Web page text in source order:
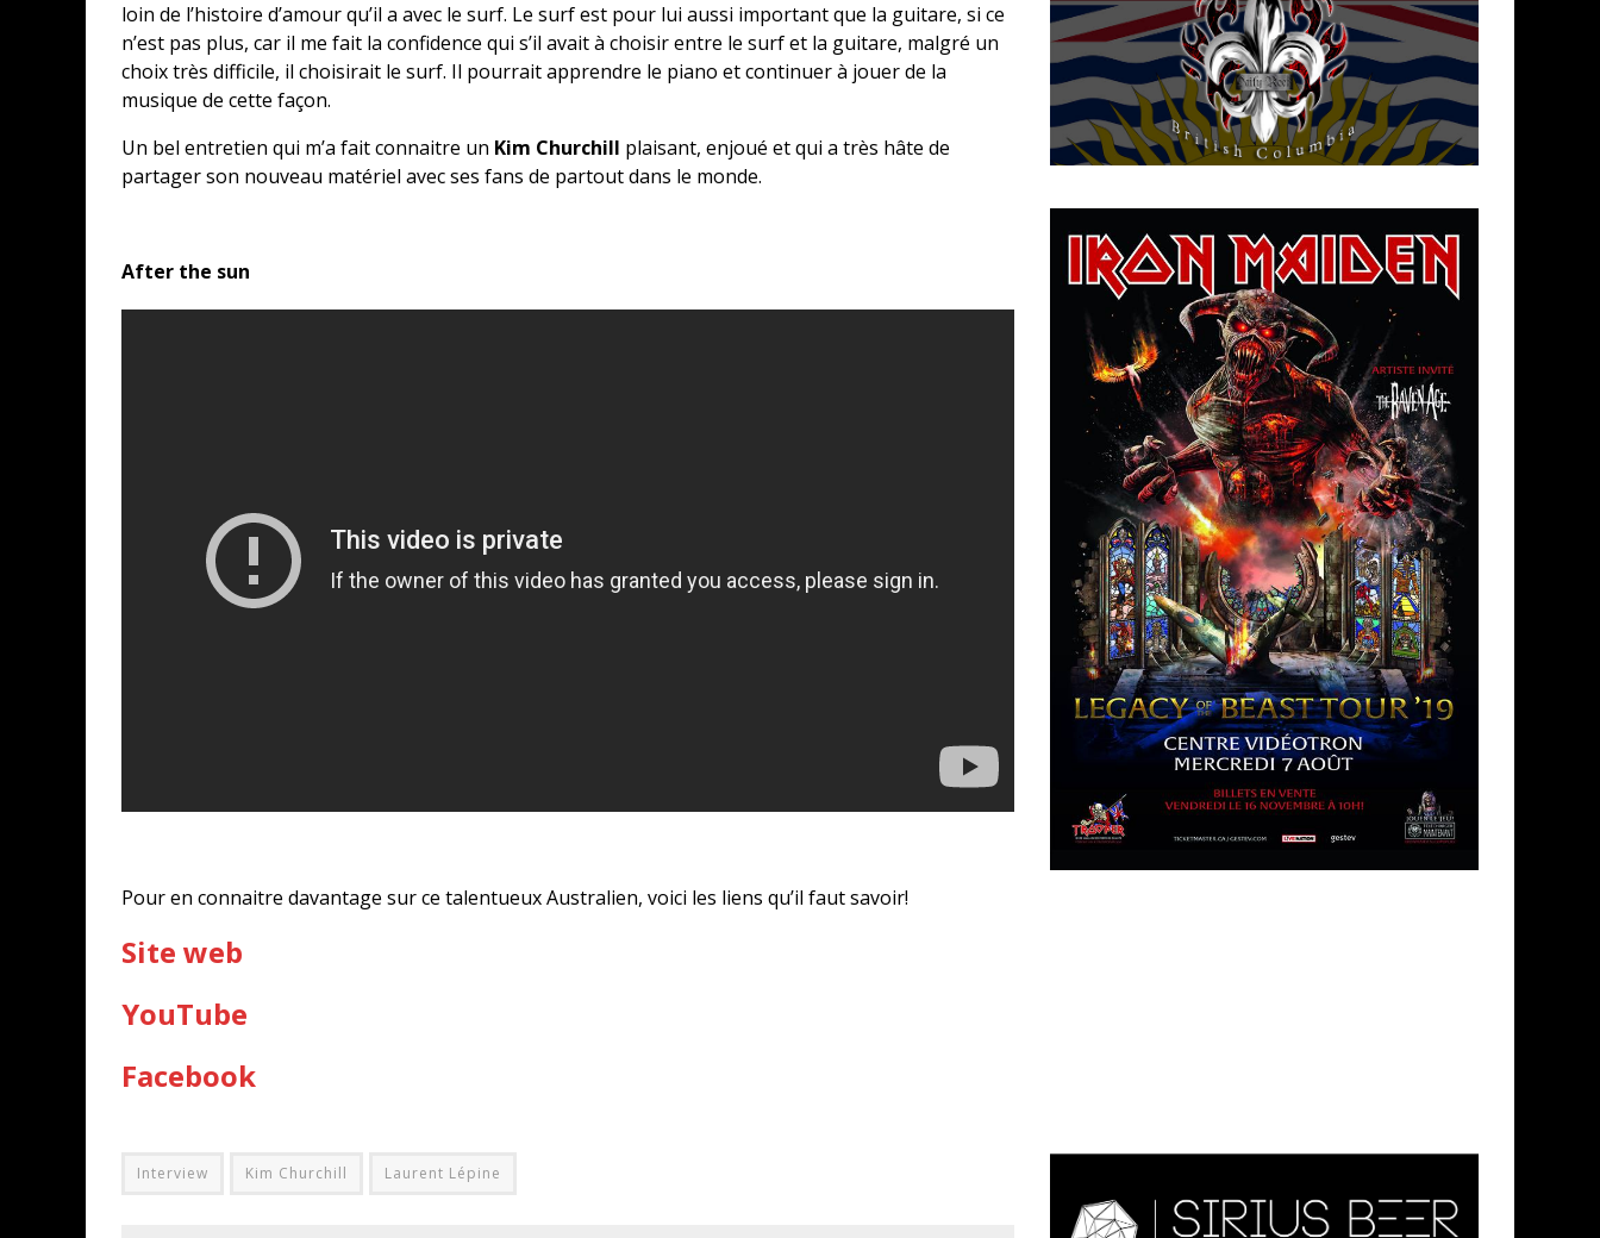
loin de l’histoire d’amour qu’il a avec le surf. Le surf est pour lui aussi important que la guitare, si ce
n’est pas plus, car il me fait la confidence qui s’il avait à choisir entre le surf et la guitare, malgré un
choix très difficile, il choisirait le surf. Il pourrait apprendre le piano et continuer à jouer de la
musique de cette façon.
Un bel entretien qui m’a fait connaitre un Kim Churchill plaisant, enjoué et qui a très hâte de
partager son nouveau matériel avec ses fans de partout dans le monde.
After the sun
Pour en connaitre davantage sur ce talentueux Australien, voici les liens qu’il faut savoir!
Site web
YouTube
Facebook
Interview Kim Churchill Laurent Lépine